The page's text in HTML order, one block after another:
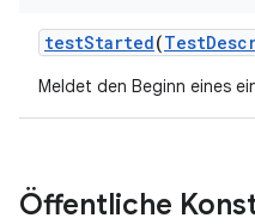
testStarted(Test
Meldet den Beginn eines
Öffentliche